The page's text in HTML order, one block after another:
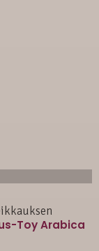
Toy Arabica